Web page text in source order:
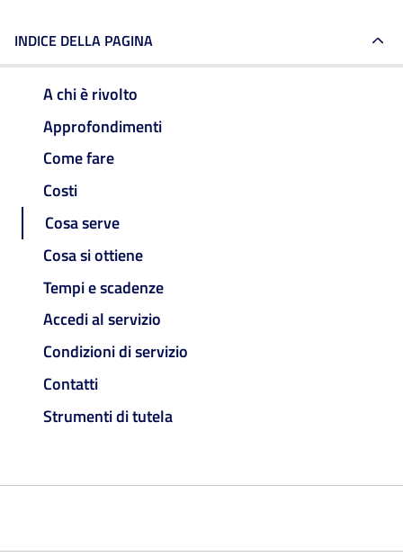
INDICE DELLA PAGINA
A chi è rivolto
Approfondimenti
Come fare
Costi
Cosa serve
Cosa si ottiene
Tempi e scadenze
Accedi al servizio
Condizioni di servizio
Contatti
Strumenti di tutela